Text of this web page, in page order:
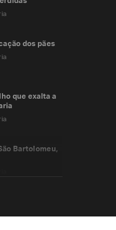
dos pães
que exalta a
Bartolomeu,